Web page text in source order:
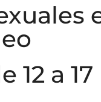
12 a